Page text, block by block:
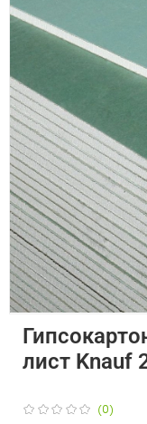
(0)
лист Knauf